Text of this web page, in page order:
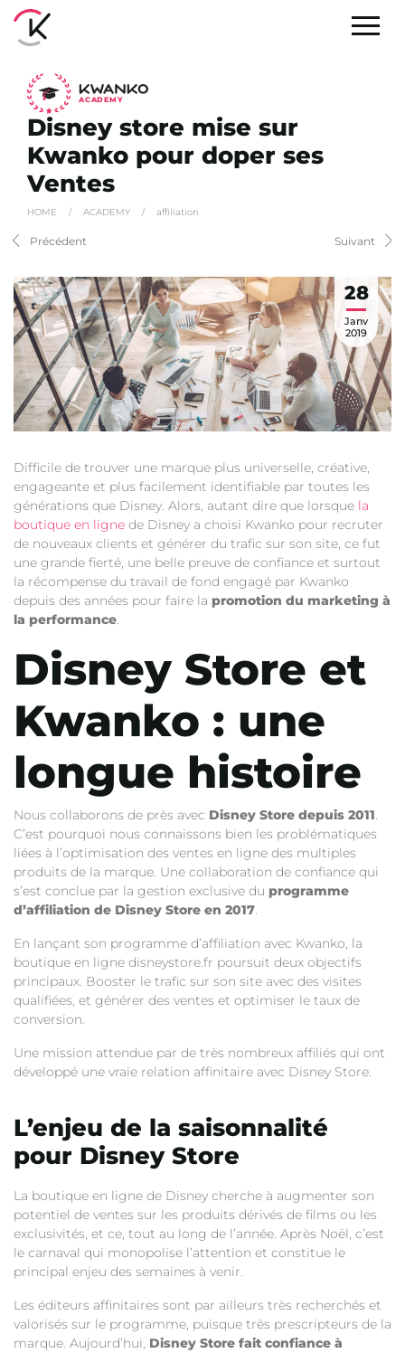
ACADEMY
Disney store mise sur
Kwanko pour doper ses
Ventes
HOME / ACADEMY / affiliation
Précédent Suivant
28
Janv
2019
Difficile de trouver une marque plus universelle, créative,
engageante et plus facilement identifiable par toutes les
générations que Disney. Alors, autant dire que lorsque la
boutique en ligne de Disney a choisi Kwanko pour recruter
de nouveaux clients et générer du trafic sur son site, ce fut
une grande fierté, une belle preuve de confiance et surtout
la récompense du travail de fond engagé par Kwanko
depuis des années pour faire la promotion du marketing à
la performance.
Disney Store et
Kwanko : une
longue histoire
Nous collaborons de près avec Disney Store depuis 2011.
C’est pourquoi nous connaissons bien les problématiques
liées à l’optimisation des ventes en ligne des multiples
produits de la marque. Une collaboration de confiance qui
s’est conclue par la gestion exclusive du programme
d’affiliation de Disney Store en 2017.
En lançant son programme d’affiliation avec Kwanko, la
boutique en ligne disneystore.fr poursuit deux objectifs
principaux. Booster le trafic sur son site avec des visites
qualifiées, et générer des ventes et optimiser le taux de
conversion.
Une mission attendue par de très nombreux affiliés qui ont
développé une vraie relation affinitaire avec Disney Store.
L’enjeu de la saisonnalité
pour Disney Store
La boutique en ligne de Disney cherche à augmenter son
potentiel de ventes sur les produits dérivés de films ou les
exclusivités, et ce, tout au long de l’année. Après Noël, c’est
le carnaval qui monopolise l’attention et constitue le
principal enjeu des semaines à venir.
Les éditeurs affinitaires sont par ailleurs très recherchés et
valorisés sur le programme, puisque très prescripteurs de la
marque. Aujourd’hui, Disney Store fait confiance à